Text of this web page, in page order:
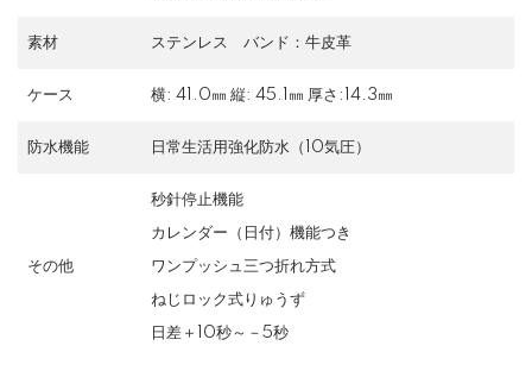
素材 ステンレス バンド：牛皮革
ケース 横: 41.0㎜ 縦: 45.1㎜ 厚さ:14.3㎜
防水機能 日常生活用強化防水（10気圧）
その他
秒針停止機能
カレンダー（日付）機能つき
ワンプッシュ三つ折れ方式
ねじロック式りゅうず
日差＋10秒～－5秒